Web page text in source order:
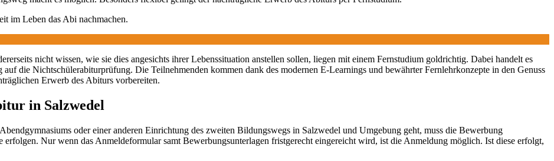
im Leben das Abi nachmachen.
nicht wissen, wie sie dies angesichts ihrer Lebenssituation anstellen sollen, liegen mit einem Fernstudium goldrichtig. Dabei handelt es
die Nichtschülerabiturprüfung. Die Teilnehmenden kommen dank des modernen E-Learnings und bewährter Fernlehrkonzepte in den Genuss
Erwerb des Abiturs vorbereiten.
in Salzwedel
oder einer anderen Einrichtung des zweiten Bildungswegs in Salzwedel und Umgebung geht, muss die Bewerbung
Nur wenn das Anmeldeformular samt Bewerbungsunterlagen fristgerecht eingereicht wird, ist die Anmeldung möglich. Ist diese erfolgt,